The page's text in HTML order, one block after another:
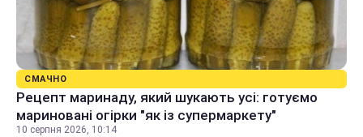
СМАЧНО
Рецепт маринаду, який шукають усі: готуємо
мариновані огірки "як із супермаркету"
10 серпня 2026, 10:14